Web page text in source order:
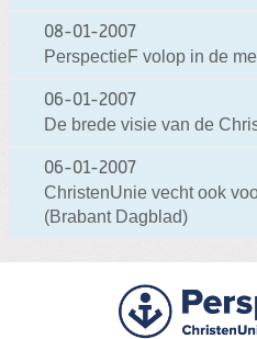
08-01-2007
PerspectieF volop in de
06-01-2007
De brede visie van de
06-01-2007
ChristenUnie vecht ook
(Brabant Dagblad)